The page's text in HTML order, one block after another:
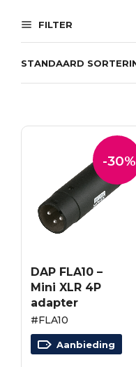
FILTER
-30%
DAP FLA10 –
Mini XLR 4P
adapter
#FLA10
Aanbieding